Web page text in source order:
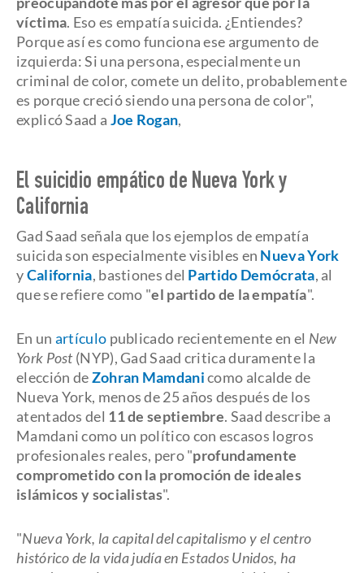
víctima. Eso es empatía suicida. ¿Entiendes?
Porque así es como funciona ese argumento de
izquierda: Si una persona, especialmente un
criminal de color, comete un delito, probablemente
es porque creció siendo una persona de color",
explicó Saad a Joe Rogan,
El suicidio empático de Nueva York y
California
Gad Saad señala que los ejemplos de empatía
suicida son especialmente visibles en Nueva York
yCalifornia, bastiones del Partido Demócrata, al
que se refiere como "el partido de la empatía".
En un artículo publicado recientemente en el New
York Post(NYP), Gad Saad critica duramente la
elección deZohran Mamdanicomo alcalde de
Nueva York, menos de 25 años después de los
atentados del 11 de septiembre. Saad describe a
Mamdani como un político con escasos logros
profesionales reales, pero "profundamente
comprometido con la promoción de ideales
islámicos y socialistas".
"Nueva York, la capital del capitalismo y el centro
histórico de la vida judía en Estados Unidos, ha